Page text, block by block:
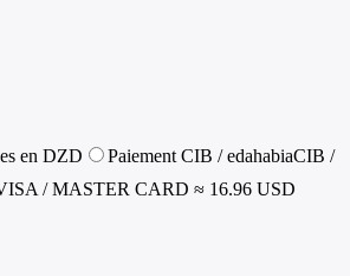
en DZD Paiement CIB / edahabiaCIB /
/ MASTER CARD ≈ 16.96 USD